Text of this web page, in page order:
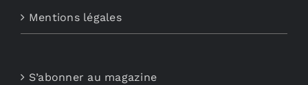
Mentions légales
S’abonner au magazine